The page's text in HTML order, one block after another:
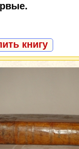
книгу